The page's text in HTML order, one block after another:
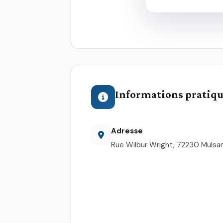
Informations
Adresse
Rue Wilbur Wright, 72230